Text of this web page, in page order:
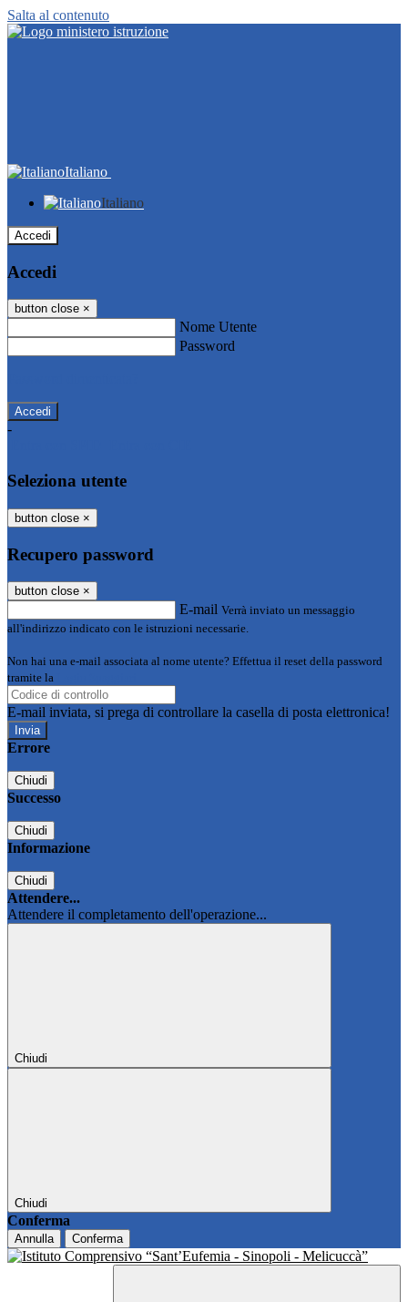
Salta al contenuto
Italiano
Italiano
Accedi
Accedi
button close ×
Nome Utente
Password
-
Seleziona utente
button close ×
Recupero password
button close ×
E-mail Verrà inviato un messaggio
all'indirizzo indicato con le istruzioni necessarie.
Non hai una e-mail associata al nome utente? Effettua il reset della password
tramite la
E-mail inviata, si prega di controllare la casella di posta elettronica!
Errore
Chiudi
Successo
Chiudi
Informazione
Chiudi
Attendere...
Attendere il completamento dell'operazione...
Chiudi
Chiudi
Conferma
Annulla Conferma